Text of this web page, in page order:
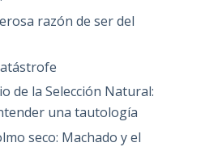
razón de ser del
de la Selección Natural:
una tautología
seco: Machado y el